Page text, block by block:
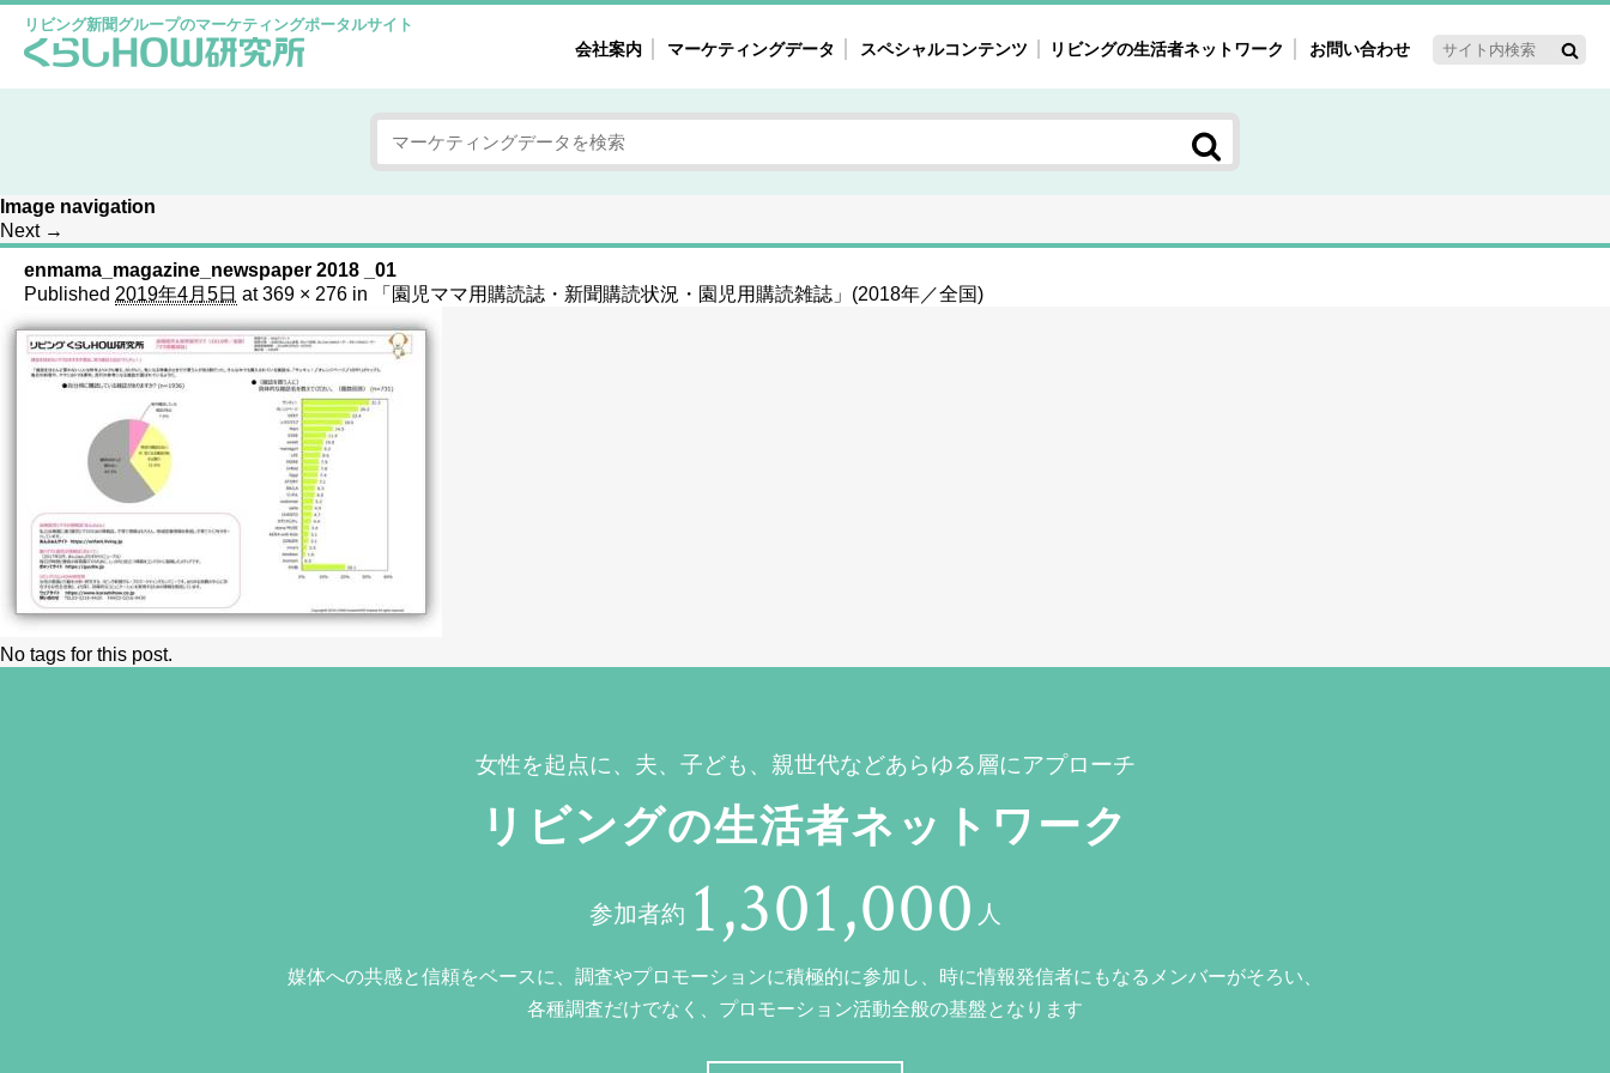
リビング新聞グループのマーケティングポータルサイト
会社案内 マーケティングデータ スペシャルコンテンツ
女性の気持ちと消費がリアルに見える
自主調査レポート
次にコレ来る!?
不便・不満の声
注目ターゲット・重点テーマ
40'ｓ～60'ｓマーケット研究室
母系新3世代消費研究室
リビングの生活者ネットワーク お問い合わせ
Image navigation
Next →
enmama_magazine_newspaper 2018 _01
Published 2019年4月5日 at369 × 276 in 「園児ママ用購読誌・新聞購読状況・園児用購読雑誌」(2018年／全国)
No tags for this post.
女性を起点に、夫、子ども、親世代などあらゆる層にアプローチ
リビングの生活者ネットワーク
参加者約 1,301,000 人
媒体への共感と信頼をベースに、調査やプロモーションに積極的に参加し、時に情報発信者にもなるメンバーがそろい、
各種調査だけでなく、プロモーション活動全般の基盤となります